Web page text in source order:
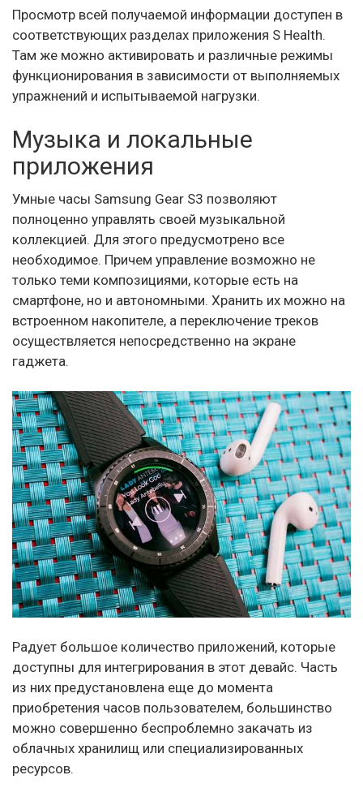
Просмотр всей получаемой информации доступен в
соответствующих разделах приложения S Health.
Там же можно активировать и различные режимы
функционирования в зависимости от выполняемых
упражнений и испытываемой нагрузки.
Музыка и локальные
приложения
Умные часы Samsung Gear S3 позволяют
полноценно управлять своей музыкальной
коллекцией. Для этого предусмотрено все
необходимое. Причем управление возможно не
только теми композициями, которые есть на
смартфоне, но и автономными. Хранить их можно на
встроенном накопителе, а переключение треков
осуществляется непосредственно на экране
гаджета.
Радует большое количество приложений, которые
доступны для интегрирования в этот девайс. Часть
из них предустановлена еще до момента
приобретения часов пользователем, большинство
можно совершенно беспроблемно закачать из
облачных хранилищ или специализированных
ресурсов.